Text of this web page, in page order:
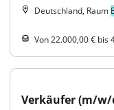
Deutschland, Raum
Von 22.000,00 € bis
Verkäufer (m/w/